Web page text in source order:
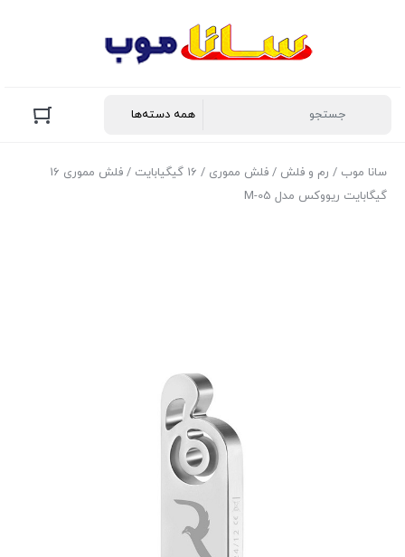
سانا موب / رم و فلش / فلش مموری / 16 گیگیابایت
/ فلش مموری 16
گیگابایت ریووکس مدل M-05